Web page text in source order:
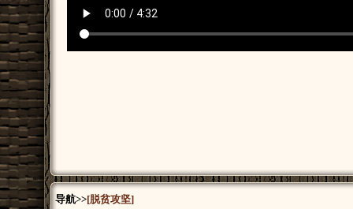
导航>>[脱贫攻坚]